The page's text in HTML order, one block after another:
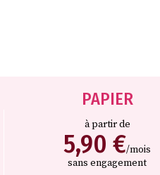
PAPIER
à partir de
5,90 €/mois
sans engagement